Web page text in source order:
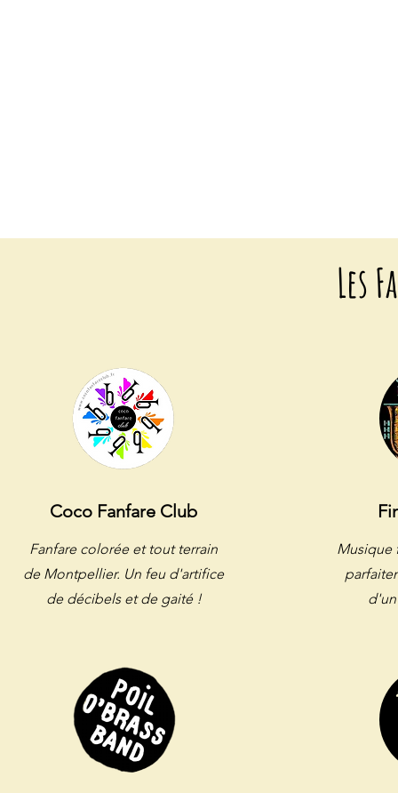
Les
Coco Fanfare Club
Fanfare colorée et tout terrain
de Montpellier. Un feu d'artifice
de décibels et de gaité !
Musique